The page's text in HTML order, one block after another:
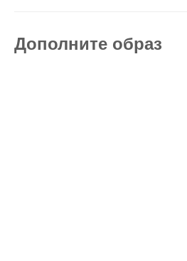
Дополните образ